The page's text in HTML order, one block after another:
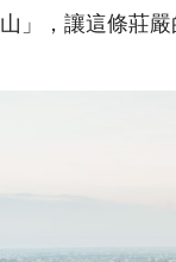
山」，讓這條莊